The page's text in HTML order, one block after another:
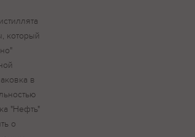
который
в
"Нефть"
о